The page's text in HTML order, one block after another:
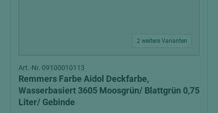
2 weitere Varianten
Art.-Nr. 09100010113
Remmers Farbe Aidol Deckfarbe,
Wasserbasiert 3605 Moosgrün/ Blattgrün 0,75
Liter/ Gebinde